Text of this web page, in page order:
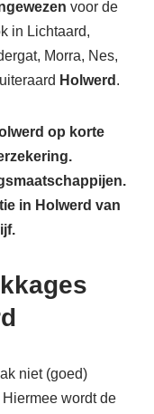
voor de
in Lichtaard,
Morra, Nes,
Holwerd .
op korte
in Holwerd van
niet (goed)
wordt de